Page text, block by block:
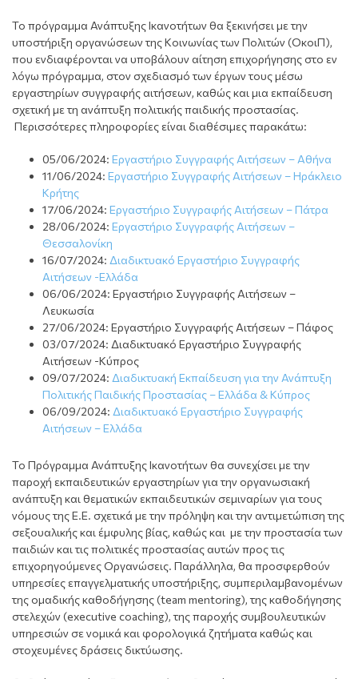
Το πρόγραμμα Ανάπτυξης Ικανοτήτων θα ξεκινήσει με την
υποστήριξη οργανώσεων της Κοινωνίας των Πολιτών (ΟκοιΠ),
που ενδιαφέρονται να υποβάλουν αίτηση επιχορήγησης στο εν
λόγω πρόγραμμα, στον σχεδιασμό των έργων τους μέσω
εργαστηρίων συγγραφής αιτήσεων, καθώς και μια εκπαίδευση
σχετική με τη ανάπτυξη πολιτικής παιδικής προστασίας.
Περισσότερες πληροφορίες είναι διαθέσιμες παρακάτω:
05/06/2024: Εργαστήριο Συγγραφής Αιτήσεων – Αθήνα
11/06/2024: Εργαστήριο Συγγραφής Αιτήσεων – Ηράκλειο
Κρήτης
17/06/2024: Εργαστήριο Συγγραφής Αιτήσεων – Πάτρα
28/06/2024: Εργαστήριο Συγγραφής Αιτήσεων –
Θεσσαλονίκη
16/07/2024: Διαδικτυακό Εργαστήριο Συγγραφής
Αιτήσεων -Ελλάδα
06/06/2024: Εργαστήριο Συγγραφής Αιτήσεων –
Λευκωσία
27/06/2024: Εργαστήριο Συγγραφής Αιτήσεων – Πάφος
03/07/2024: Διαδικτυακό Εργαστήριο Συγγραφής
Αιτήσεων -Κύπρος
09/07/2024: Διαδικτυακή Εκπαίδευση για την Ανάπτυξη
Πολιτικής Παιδικής Προστασίας – Ελλάδα & Κύπρος
06/09/2024: Διαδικτυακό Εργαστήριο Συγγραφής
Αιτήσεων – Ελλάδα
Το Πρόγραμμα Ανάπτυξης Ικανοτήτων θα συνεχίσει με την
παροχή εκπαιδευτικών εργαστηρίων για την οργανωσιακή
ανάπτυξη και θεματικών εκπαιδευτικών σεμιναρίων για τους
νόμους της Ε.Ε. σχετικά με την πρόληψη και την αντιμετώπιση της
σεξουαλικής και έμφυλης βίας, καθώς και με την προστασία των
παιδιών και τις πολιτικές προστασίας αυτών προς τις
επιχορηγούμενες Οργανώσεις. Παράλληλα, θα προσφερθoύν
υπηρεσίες επαγγελματικής υποστήριξης, συμπεριλαμβανομένων
της ομαδικής καθοδήγησης (team mentoring), της καθοδήγησης
στελεχών (executive coaching), της παροχής συμβουλευτικών
υπηρεσιών σε νομικά και φορολογικά ζητήματα καθώς και
στοχευμένες δράσεις δικτύωσης.